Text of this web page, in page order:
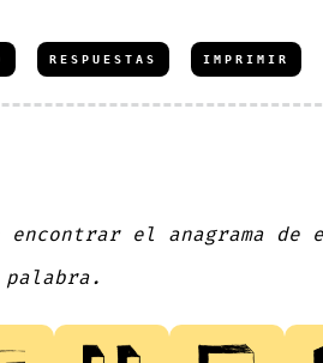
RESPUESTAS IMPRIMIR
el anagrama de
palabra.